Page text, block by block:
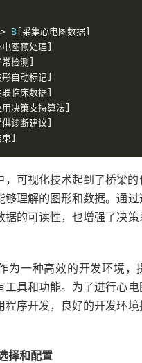
B [采集心电图数据]
电图预处理]
常检测]
形自动标记]
联临床数据]
用决策支持算法]
供诊断建议]
束]
，可视化技术起到了桥梁
够理解的图形和数据。通
据的可读性，也增强了决
为一种高效的开发环境，
工具和功能。为了进行心
程序开发，良好的开发环
择和配置